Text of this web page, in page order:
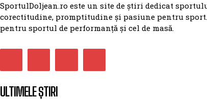
SportulDoljean.ro este un site de știri dedicat
corectitudine, promptitudine și pasiune pentru
pentru sportul de performanță și cel de masă.
ULTIMELE ȘTIRI